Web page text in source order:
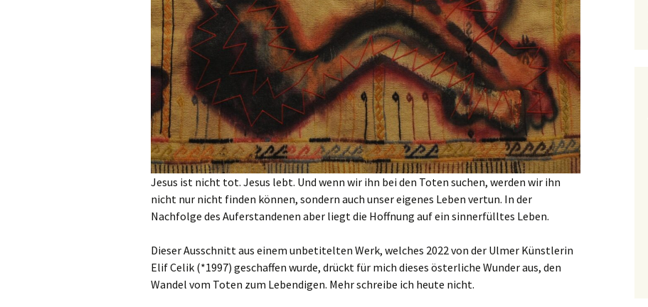
Jesus ist nicht tot. Jesus lebt. Und wenn wir ihn bei den Toten suchen, werden wir ihn
nicht nur nicht finden können, sondern auch unser eigenes Leben vertun. In der
Nachfolge des Auferstandenen aber liegt die Hoffnung auf ein sinnerfülltes Leben.
Dieser Ausschnitt aus einem unbetitelten Werk, welches 2022 von der Ulmer Künstlerin
Elif Celik (*1997) geschaffen wurde, drückt für mich dieses österliche Wunder aus, den
Wandel vom Toten zum Lebendigen. Mehr schreibe ich heute nicht.